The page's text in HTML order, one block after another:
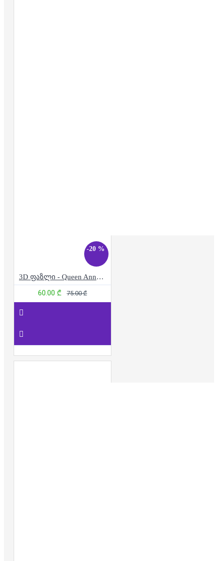
-20 %
3D ფაზლი - Queen Anne's Revenge
60.00 ₾ 75.00 ₾